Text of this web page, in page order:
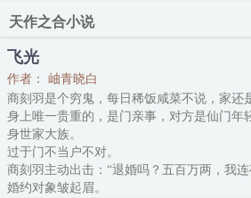
天作之合小说
飞光
作者： 岫青晓白
商刻羽是个穷鬼，每日稀饭咸菜不说，家还
身上唯一贵重的，是门亲事，对方是仙门年
身世家大族。
过于门不当户不对。
商刻羽主动出击：“退婚吗？五百万两，我
婚约对象皱起眉。